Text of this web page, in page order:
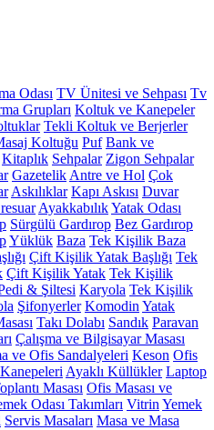
Odası TV Ünitesi ve Sehpası Tv
Grupları Koltuk ve Kanepeler
Tekli Koltuk ve Berjerler
Koltuğu Puf Bank ve
Kitaplık Sehpalar Zigon Sehpalar
Gazetelik Antre ve Hol Çok
Askılıklar Kapı Askısı Duvar
AyakkabılıkYatak Odası
Sürgülü Gardırop Bez Gardırop
Yüklük Baza Tek Kişilik Baza
Çift Kişilik Yatak Başlığı Tek
Çift Kişilik Yatak Tek Kişilik
& Şiltesi Karyola Tek Kişilik
Şifonyerler Komodin Yatak
Takı Dolabı Sandık Paravan
Çalışma ve Bilgisayar Masası
ve Ofis Sandalyeleri Keson Ofis
Ayaklı Küllükler Laptop
Masası Ofis Masası ve
Odası Takımları Vitrin Yemek
Servis Masaları Masa ve Masa